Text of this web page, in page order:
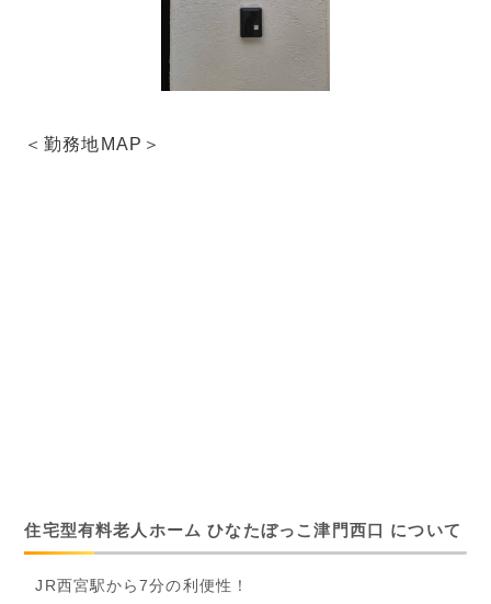
＜勤務地MAP＞
住宅型有料老人ホーム ひなたぼっこ津門西口 について
JR西宮駅から7分の利便性！